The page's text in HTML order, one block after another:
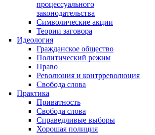
процессуального
законодательства
Символические акции
Теории заговора
Идеология
Гражданское общество
Политический режим
Право
Революция и контрреволюция
Свобода слова
Практика
Приватность
Свобода слова
Справедливые выборы
Хорошая полиция